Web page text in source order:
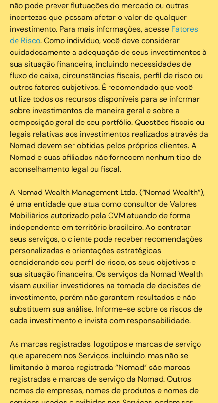
não pode prever flutuações do mercado ou outras
incertezas que possam afetar o valor de qualquer
investimento. Para mais informações, acesse Fatores
de Risco. Como indivíduo, você deve considerar
cuidadosamente a adequação de seus investimentos à
sua situação financeira, incluindo necessidades de
fluxo de caixa, circunstâncias fiscais, perfil de risco ou
outros fatores subjetivos. É recomendado que você
utilize todos os recursos disponíveis para se informar
sobre investimentos de maneira geral e sobre a
composição geral de seu portfólio. Questões fiscais ou
legais relativas aos investimentos realizados através da
Nomad devem ser obtidas pelos próprios clientes. A
Nomad e suas afiliadas não fornecem nenhum tipo de
aconselhamento legal ou fiscal.
A Nomad Wealth Management Ltda. (“Nomad Wealth”),
é uma entidade que atua como consultor de Valores
Mobiliários autorizado pela CVM atuando de forma
independente em território brasileiro. Ao contratar
seus serviços, o cliente pode receber recomendações
personalizadas e orientações estratégicas
considerando seu perfil de risco, os seus objetivos e
sua situação financeira. Os serviços da Nomad Wealth
visam auxiliar investidores na tomada de decisões de
investimento, porém não garantem resultados e não
substituem sua análise. Informe-se sobre os riscos de
cada investimento e invista com responsabilidade.
As marcas registradas, logotipos e marcas de serviço
que aparecem nos Serviços, incluindo, mas não se
limitando à marca registrada “Nomad” são marcas
registradas e marcas de serviço da Nomad. Outros
nomes de empresas, nomes de produtos e nomes de